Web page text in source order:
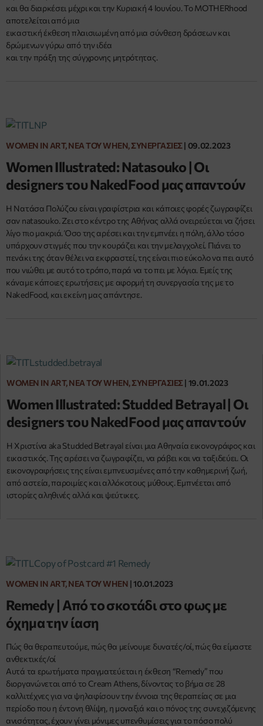
και θα διαρκέσει μέχρι και την Κυριακή 4 Ιουνίου. Το MOTHERhood
αποτελείται από μια
εικαστική έκθεση πλαισιωμένη από μια σύνθεση δράσεων και
δρώμενων γύρω από την ιδέα
και την πράξη της σύγχρονης μητρότητας.
WOMEN IN ART, ΝΈΑ ΤΟΥ WHEN, ΣΥΝΕΡΓΑΣΊΕΣ 09.02.2023
Women Illustrated: Natasouko | Οι
designers του NakedFood μας απαντούν
H Νατάσα Πολύζου είναι γραφίστρια και κάποιες φορές ζωγραφίζει
σαν natasouko. Ζει στο κέντρο της Αθήνας αλλά ονειρεύεται να ζήσει
λίγο πιο μακριά. Όσο της αρέσει και την εμπνέει η πόλη, άλλο τόσο
υπάρχουν στιγμές που την κουράζει και την μελαγχολεί. Πιάνει το
πενάκι της όταν θέλει να εκφραστεί, της είναι πιο εύκολο να πει αυτό
που νιώθει με αυτό το τρόπο, παρά να το πει με λόγια. Εμείς της
κάναμε κάποιες ερωτήσεις με αφορμή τη συνεργασία της με το
NakedFood, και εκείνη μας απάντησε.
WOMEN IN ART, ΝΈΑ ΤΟΥ WHEN, ΣΥΝΕΡΓΑΣΊΕΣ 19.01.2023
Women Illustrated: Studded Betrayal | Οι
designers του NakedFood μας απαντούν
Η Χριστίνα aka Studded Betrayal είναι μια Αθηναία εικονογράφος και
εικαστικός. Της αρέσει να ζωγραφίζει, να ράβει και να ταξιδεύει. Οι
εικονογραφήσεις της είναι εμπνευσμένες από την καθημερινή ζωή,
από αστεία, παροιμίες και αλλόκοτους μύθους. Εμπνέεται από
ιστορίες αληθινές αλλά και ψεύτικες.
WOMEN IN ART, ΝΈΑ ΤΟΥ WHEN |10.01.2023
Remedy | Από το σκοτάδι στο φως με
όχημα την ίαση
Πώς θα θεραπευτούμε, πώς θα μείνουμε δυνατές/οί, πώς θα είμαστε
ανθεκτικές/οί
Αυτά τα ερωτήματα πραγματεύεται η έκθεση “Remedy” που
διοργανώνεται από το Cream Athens, δίνοντας το βήμα σε 28
καλλιτέχνες για να ψηλαφίσουν την έννοια της θεραπείας σε μια
περίοδο που η έντονη θλίψη, η μοναξιά και ο πόνος της συνεχιζόμενης
ανισότητας, έχουν γίνει μόνιμες υπενθυμίσεις για το πόσο πολύ